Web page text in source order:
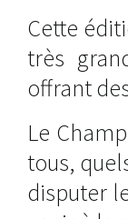
Cette
très
offrant
Le
tous,
disputer